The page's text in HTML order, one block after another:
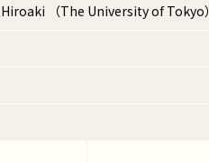
Hiroaki （The University of Tokyo）